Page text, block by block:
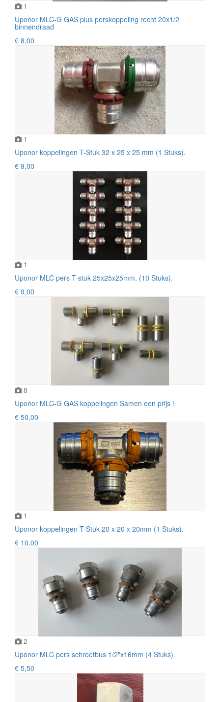
1
Uponor MLC-G GAS plus perskoppeling recht 20x1/2
binnendraad
€ 8,00
1
Uponor koppelingen T-Stuk 32 x 25 x 25 mm (1 Stuks).
€ 9,00
1
Uponor MLC pers T-stuk 25x25x25mm. (10 Stuks).
€ 9,00
8
Uponor MLC-G GAS koppelingen Samen een prijs !
€ 50,00
1
Uponor koppelingen T-Stuk 20 x 20 x 20mm (1 Stuks).
€ 10,00
2
Uponor MLC pers schroefbus 1/2"x16mm (4 Stuks).
€ 5,50